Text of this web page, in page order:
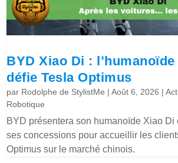
BYD Xiao Di :
défie Tesla Optimus
par Rodolphe de StylistMe |Août 6, 2026 |
Robotique
BYD présentera son humanoïde Xiao Di
ses concessions pour accueillir les
Optimus sur le marché chinois.